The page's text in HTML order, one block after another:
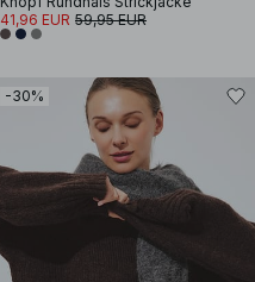
41,96 EUR 59,95 EUR
-30%